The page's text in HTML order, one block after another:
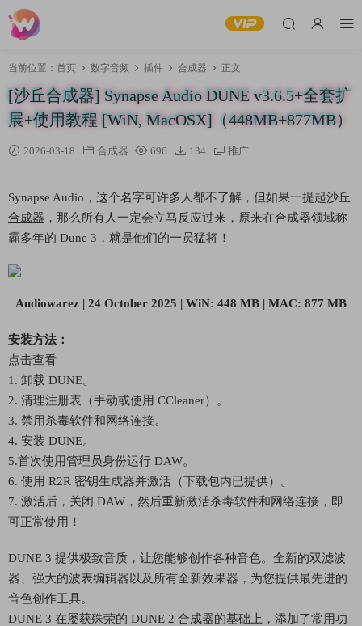
当前位置： 首页 数字音频 插件 合成器 正文
[沙丘合成器] Synapse Audio DUNE v3.6.5+全套扩
展+使用教程 [WiN, MacOSX]（448MB+877MB）
2026-03-18 合成器 696 134 推广
Synapse Audio，这个名字可许多人都不了解，但如果一提起沙丘
合成器 ，那么所有人一定会立马反应过来，原来在合成器领域称
霸多年的 Dune 3，就是他们的一员猛将！
Audiowarez | 24 October 2025 | WiN: 448 MB | MAC: 877 MB
安装方法：
点击查看
1. 卸载 DUNE。
2. 清理注册表（手动或使用 CCleaner）。
3. 禁用杀毒软件和网络连接。
4. 安装 DUNE。
5.首次使用管理员身份运行 DAW。
6. 使用 R2R 密钥生成器并激活（下载包内已提供）。
7. 激活后，关闭 DAW，然后重新激活杀毒软件和网络连接， 即
可正常使用！
DUNE 3 提供极致音质，让您能够创作各种音色。全新的双滤波
器、强大的波表编辑器以及所有全新效果器，为您提供最先进的
音色创作工具。
DUNE 3 在屡获殊荣的 DUNE 2 合成器的基础上，添加了常用功